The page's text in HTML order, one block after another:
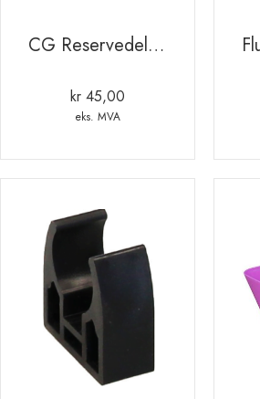
CG Reservedel håndtak til trillebåre
kr 45,00
eks. MVA